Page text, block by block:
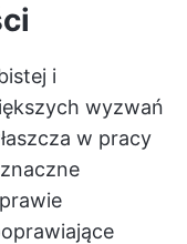
i
wyzwań
w pracy